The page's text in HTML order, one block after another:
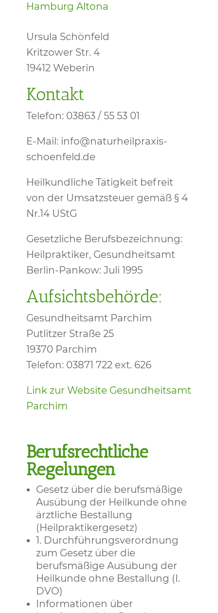
Hamburg Altona
Ursula Schönfeld
Kritzower Str. 4
19412 Weberin
Kontakt
Telefon: 03863 / 55 53 01
E-Mail: info@naturheilpraxis-
schoenfeld.de
Heilkundliche Tätigkeit befreit
von der Umsatzsteuer gemäß § 4
Nr.14 UStG
Gesetzliche Berufsbezeichnung:
Heilpraktiker, Gesundheitsamt
Berlin-Pankow: Juli 1995
Aufsichtsbehörde:
Gesundheitsamt Parchim
Putlitzer Straße 25
19370 Parchim
Telefon: 03871 722 ext. 626
Link zur Website Gesundheitsamt
Parchim
Berufsrechtliche
Regelungen
Gesetz über die berufsmäßige
Ausübung der Heilkunde ohne
ärztliche Bestallung
(Heilpraktikergesetz)
1. Durchführungsverordnung
zum Gesetz über die
berufsmäßige Ausübung der
Heilkunde ohne Bestallung (I.
DVO)
Informationen über